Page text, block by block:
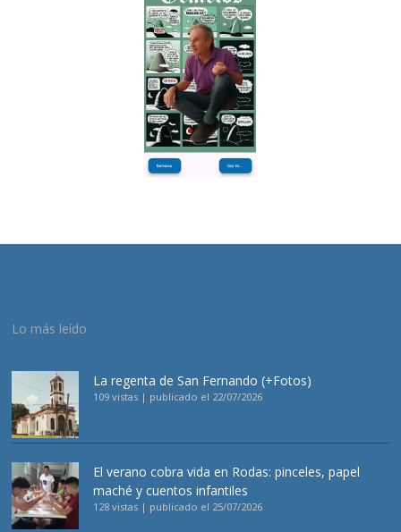
Lo más leído
La regenta de San Fernando (+Fotos)
109 vistas | publicado el 22/07/2026
El verano cobra vida en Rodas: pinceles, papel
maché y cuentos infantiles
128 vistas | publicado el 25/07/2026